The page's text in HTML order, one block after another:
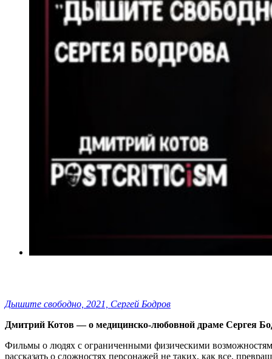
Дышите свободно, 2021, Сергей Бодров
Дмитрий Котов — о медицинско-любовной драме Сергея
Фильмы о людях с ограниченными физическими
рассказать о сложностях персонажей не таких, как все,